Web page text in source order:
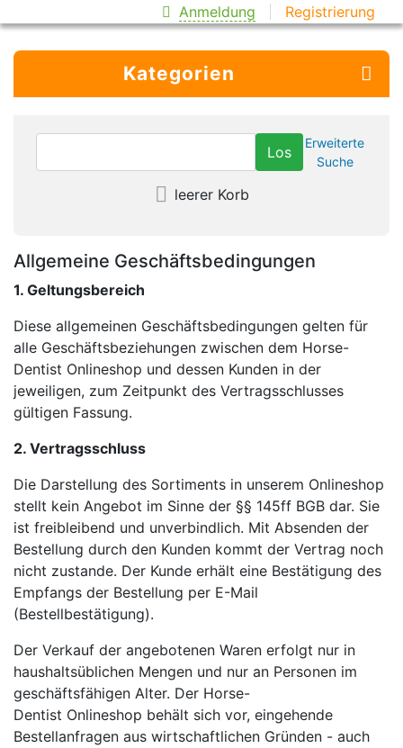
Anmeldung Registrierung
Kategorien
Erweiterte
Suche
leerer Korb
Allgemeine Geschäftsbedingungen
1. Geltungsbereich
Diese allgemeinen Geschäftsbedingungen gelten für
alle Geschäftsbeziehungen zwischen dem Horse-
Dentist Onlineshop und dessen Kunden in der
jeweiligen, zum Zeitpunkt des Vertragsschlusses
gültigen Fassung.
2. Vertragsschluss
Die Darstellung des Sortiments in unserem Onlineshop
stellt kein Angebot im Sinne der §§ 145ff BGB dar. Sie
ist freibleibend und unverbindlich. Mit Absenden der
Bestellung durch den Kunden kommt der Vertrag noch
nicht zustande. Der Kunde erhält eine Bestätigung des
Empfangs der Bestellung per E-Mail
(Bestellbestätigung).
Der Verkauf der angebotenen Waren erfolgt nur in
haushaltsüblichen Mengen und nur an Personen im
geschäftsfähigen Alter. Der Horse-
Dentist Onlineshop behält sich vor, eingehende
Bestellanfragen aus wirtschaftlichen Gründen - auch